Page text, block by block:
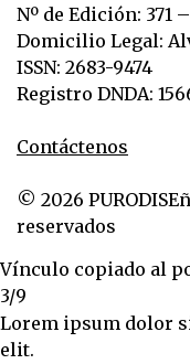
Nº de Edición: 371
Domicilio Legal:
ISSN: 2683-9474
Registro DNDA:
Contáctenos
© 2026
reservados
Vínculo copiado al
3/9
Lorem ipsum dolor
elit.